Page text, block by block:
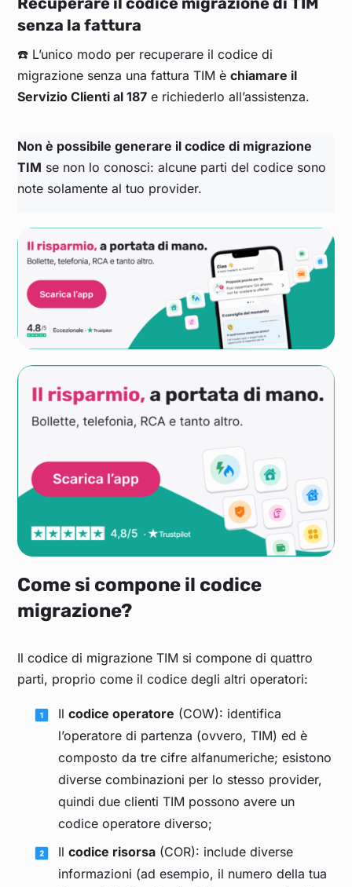
senza la fattura
☎️ L’unico modo per recuperare il codice di
migrazione senza una fattura TIM èchiamare il
Servizio Clienti al 187 e richiederlo all’assistenza.
Non è possibile generare il codice di migrazione
TIM se non lo conosci: alcune parti del codice sono
note solamente al tuo provider.
Come si compone il codice
migrazione?
Il codice di migrazione TIM si compone di quattro
parti, proprio come il codice degli altri operatori:
Il codice operatore (COW): identifica
l’operatore di partenza (ovvero, TIM) ed è
composto da tre cifre alfanumeriche; esistono
diverse combinazioni per lo stesso provider,
quindi due clienti TIM possono avere un
codice operatore diverso;
Il codice risorsa (COR): include diverse
informazioni (ad esempio, il numero della tua